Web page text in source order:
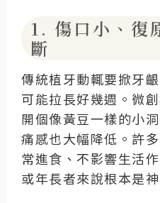
1. 傷口小、復
斷
傳統植牙動輒要掀牙
可能拉長好幾週。微
開個像黃豆一樣的小
痛感也大幅降低。許
常進食、不影響生活
或年長者來說根本是神